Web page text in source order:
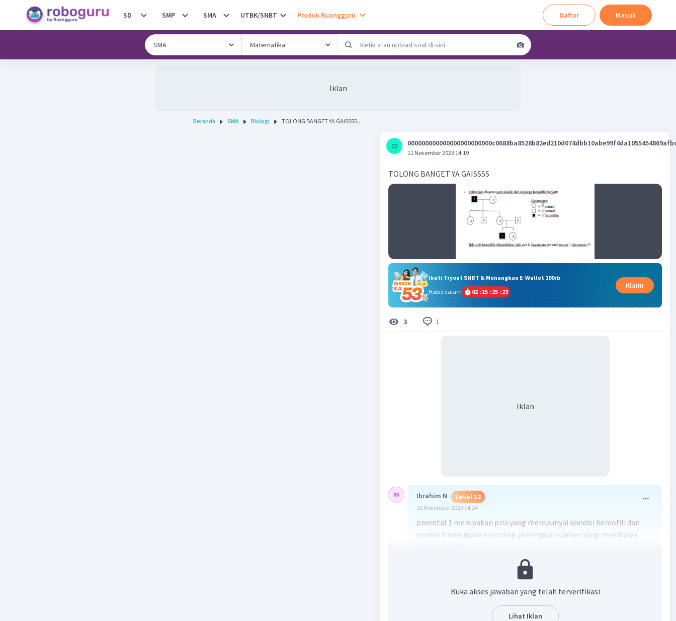
SD SMP SMA UTBK/SNBT Produk Ruangguru Daftar Masuk
Iklan
Beranda SMA Biologi TOLONG BANGET YA GAISSSS...
00
0
11 November 2023 14:19
TOLONG BANGET YA GAISSSS
Ikuti Tryout SNBT & Menangkan E-Wallet 100rb
Habis dalam
02 :15 :25 :23
Klaim
3 1
Iklan
Ibrahim N Level 12
13 November 2023 14:24
parental 1 merupakan pria yang mempunyai kondisi hemofili dan
nomor 5 merupakan seorang perempuan carrier yang membawa
Balas
Buka akses jawaban yang telah terverifikasi
Lihat Iklan